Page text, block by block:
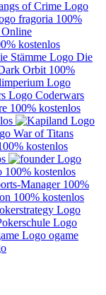
fragoria 100%
kostenlos
Die
Orbit 100%
Coderwars
100% kostenlos
War of Titans
kostenlos
100% kostenlos
Manager 100%
100% kostenlos
ogame